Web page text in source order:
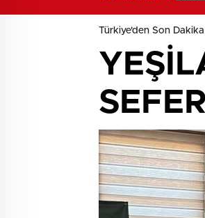
Türkiye'den Son